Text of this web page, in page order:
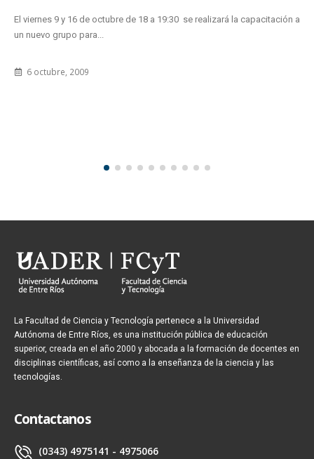
El viernes 9 y 16 de octubre de 18 a 19:30 se realizará la capacitación a
un nuevo grupo para...
6 octubre, 2009
La Facultad de Ciencia y Tecnología pertenece a la Universidad
Autónoma de Entre Ríos, es una institución pública de educación
superior, creada en el año 2000 y abocada a la formación de docentes en
disciplinas científicas, así como a la enseñanza de la ciencia y las
tecnologías.
Contactanos
(0343) 4975141 - 4975066